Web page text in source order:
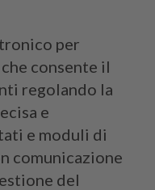
per
consente il
regolando la
e
e moduli di
comunicazione
del